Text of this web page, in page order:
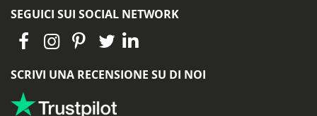
SEGUICI SUI SOCIAL NETWORK
SCRIVI UNA RECENSIONE SU DI NOI